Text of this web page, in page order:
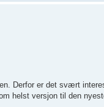
Derfor er det svært
helst versjon til den